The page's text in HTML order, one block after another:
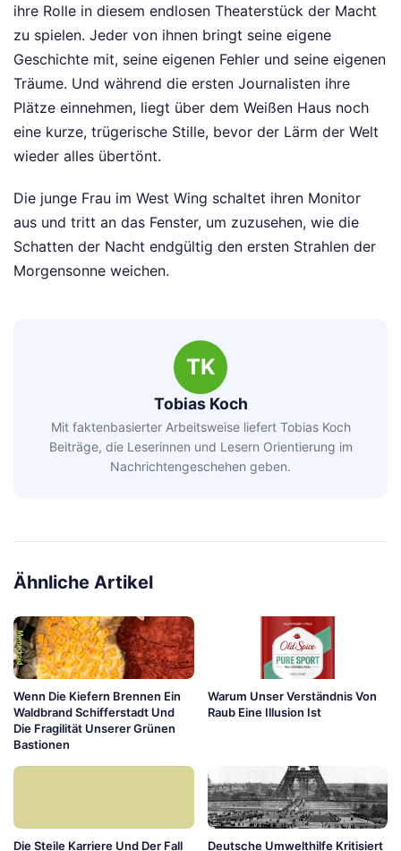
ihre Rolle in diesem endlosen Theaterstück der Macht
zu spielen. Jeder von ihnen bringt seine eigene
Geschichte mit, seine eigenen Fehler und seine eigenen
Träume. Und während die ersten Journalisten ihre
Plätze einnehmen, liegt über dem Weißen Haus noch
eine kurze, trügerische Stille, bevor der Lärm der Welt
wieder alles übertönt.
Die junge Frau im West Wing schaltet ihren Monitor
aus und tritt an das Fenster, um zuzusehen, wie die
Schatten der Nacht endgültig den ersten Strahlen der
Morgensonne weichen.
TK
Tobias Koch
Mit faktenbasierter Arbeitsweise liefert Tobias Koch
Beiträge, die Leserinnen und Lesern Orientierung im
Nachrichtengeschehen geben.
Ähnliche Artikel
Wenn Die Kiefern Brennen Ein
Waldbrand Schifferstadt Und
Die Fragilität Unserer Grünen
Bastionen
Warum Unser Verständnis Von
Raub Eine Illusion Ist
Die Steile Karriere Und Der Fall Deutsche Umwelthilfe Kritisiert